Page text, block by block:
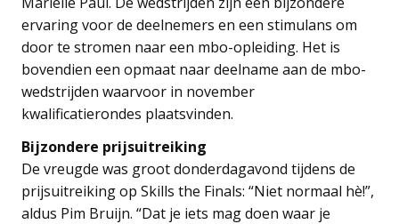
ervaring voor de deelnemers en een stimulans om
door te stromen naar een mbo-opleiding. Het is
bovendien een opmaat naar deelname aan de mbo-
wedstrijden waarvoor in november
kwalificatierondes plaatsvinden.
Bijzondere prijsuitreiking
De vreugde was groot donderdagavond tijdens de
prijsuitreiking op Skills the Finals: “Niet normaal hè!”,
aldus Pim Bruijn. “Dat je iets mag doen waar je